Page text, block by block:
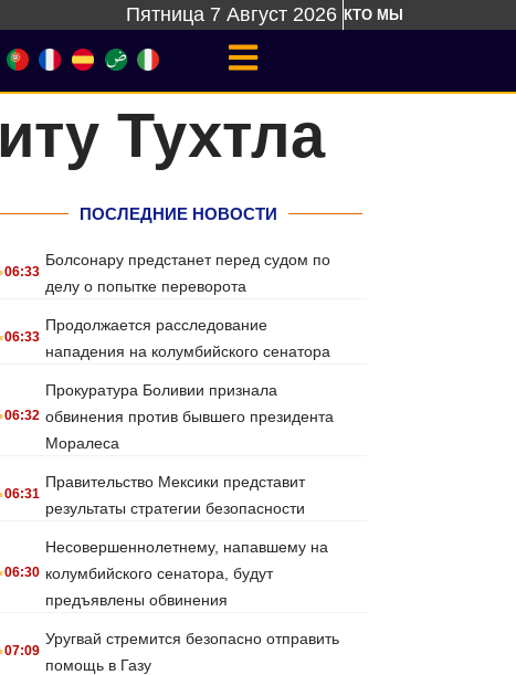
Пятница 7 Август 2026 КТО МЫ
Тухтла
ПОСЛЕДНИЕ НОВОСТИ
06:33
Болсонару предстанет перед судом по
делу о попытке переворота
06:33
Продолжается расследование
нападения на колумбийского сенатора
06:32
Прокуратура Боливии признала
обвинения против бывшего президента
Моралеса
06:31
Правительство Мексики представит
результаты стратегии безопасности
06:30
Несовершеннолетнему, напавшему на
колумбийского сенатора, будут
предъявлены обвинения
07:09
Уругвай стремится безопасно отправить
помощь в Газу